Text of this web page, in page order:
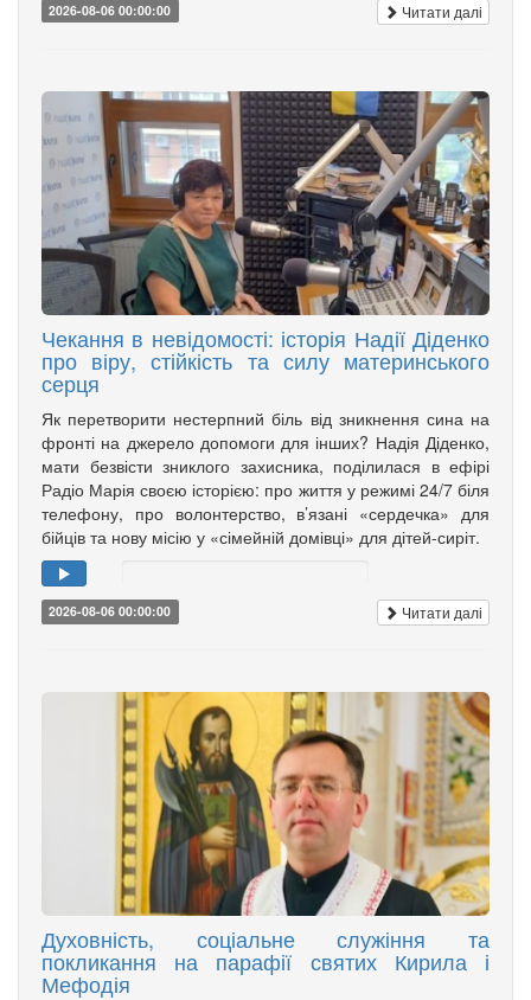
2026-08-06 00:00:00 Читати далі
Чекання в невідомості: історія Надії Діденко
про віру, стійкість та силу материнського
серця
Як перетворити нестерпний біль від зникнення сина на
фронті на джерело допомоги для інших? Надія Діденко,
мати безвісти зниклого захисника, поділилася в ефірі
Радіо Марія своєю історією: про життя у режимі 24/7 біля
телефону, про волонтерство, в’язані «сердечка» для
бійців та нову місію у «сімейній домівці» для дітей-сиріт.
2026-08-06 00:00:00 Читати далі
Духовність, соціальне служіння та
покликання на парафії святих Кирила і
Мефодія